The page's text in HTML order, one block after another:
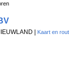
| Kaart en